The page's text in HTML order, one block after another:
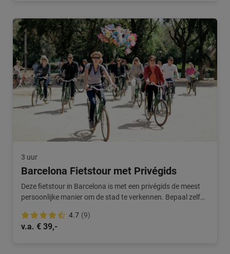
3 uur
Barcelona Fietstour met Privégids
Deze fietstour in Barcelona is met een privégids de meest
persoonlijke manier om de stad te verkennen. Bepaal zelf
4.7 (9)
v.a. € 39,-